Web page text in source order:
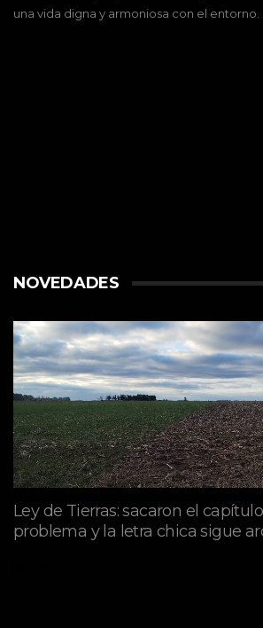
una vida digna y armoniosa con el entorno.
NOVEDADES
Ley de Tierras: sacaron el
problema y la letra chica sigue